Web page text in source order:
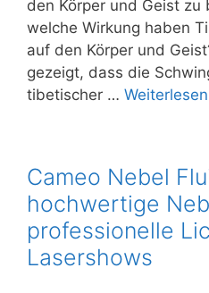
den Körper und Geist zu
welche Wirkung haben
auf den Körper und
gezeigt, dass die
tibetischer …
Cameo Nebel
hochwertige
professionelle
Lasershows